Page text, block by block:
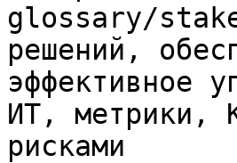
glossary/
решений,
эффективное
ИТ, метрики,
рисками